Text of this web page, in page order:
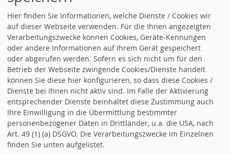
24.1.26: Der vorhandene Bau ist nicht
mehr mit vernünftigen Kosten zu
renovieren. Der Kirche ist es egal, wo ein
Neubau steht.
27.1.26: wie … erwartet, wurde in der
erneuerten Vorlage zu TOP 6 im RIS nun
eine Verschiebung auf die nächste Sitzung
vorgeschlagen
Hier finden Sie Informationen, welche Dienste / Cookies wir
auf dieser Webseite verwenden. Für die Ihnen angezeigten
Verarbeitungszwecke können Cookies, Geräte-Kennungen
oder andere Informationen auf Ihrem Gerät gespeichert
oder abgerufen werden. Sofern es sich nicht um für den
Betrieb der Webseite zwingende Cookies/Dienste handelt
können Sie diese hier konfigurieren, so dass diese Cookies /
Dienste bei Ihnen nicht aktiv sind. Im Falle der Aktivierung
entsprechender Dienste beinhaltet diese Zustimmung auch
Ihre Einwilligung in die Übermittlung bestimmter
personenbezogener Daten in Drittländer, u.a. die USA, nach
Art. 49 (1) (a) DSGVO. Die Verarbeitungszwecke im Einzelnen
finden Sie unten aufgelistet.